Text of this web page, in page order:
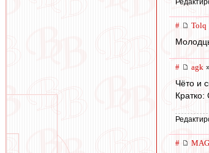
# Tolq
# agk
Чёто и
#